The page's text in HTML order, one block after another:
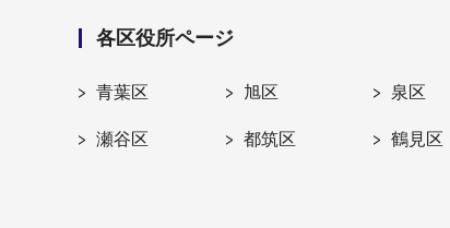
各区役所ページ
青葉区 旭区 泉区
瀬谷区 都筑区 鶴見区